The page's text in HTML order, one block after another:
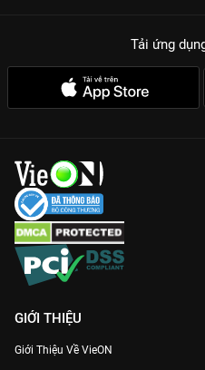
Tải ứng
GIỚI THIỆU
Giới Thiệu Về VieON